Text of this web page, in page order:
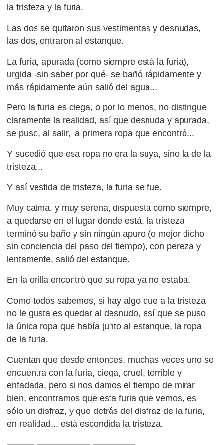
la tristeza y la furia.
Las dos se quitaron sus vestimentas y desnudas,
las dos, entraron al estanque.
La furia, apurada (como siempre está la furia),
urgida -sin saber por qué- se bañó rápidamente y
más rápidamente aún salió del agua...
Pero la furia es ciega, o por lo menos, no distingue
claramente la realidad, así que desnuda y apurada,
se puso, al salir, la primera ropa que encontró...
Y sucedió que esa ropa no era la suya, sino la de la
tristeza...
Y así vestida de tristeza, la furia se fue.
Muy calma, y muy serena, dispuesta como siempre,
a quedarse en el lugar donde está, la tristeza
terminó su baño y sin ningún apuro (o mejor dicho
sin conciencia del paso del tiempo), con pereza y
lentamente, salió del estanque.
En la orilla encontró que su ropa ya no estaba.
Como todos sabemos, si hay algo que a la tristeza
no le gusta es quedar al desnudo, así que se puso
la única ropa que había junto al estanque, la ropa
de la furia.
Cuentan que desde entonces, muchas veces uno se
encuentra con la furia, ciega, cruel, terrible y
enfadada, pero si nos damos el tiempo de mirar
bien, encontramos que esta furia que vemos, es
sólo un disfraz, y que detrás del disfraz de la furia,
en realidad... está escondida la tristeza.